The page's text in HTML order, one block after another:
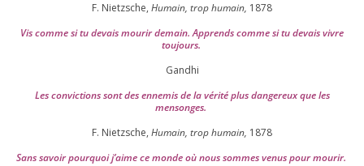
F. Nietzsche, Humain, trop humain, 1878
Vis comme si tu devais mou­rir demain. Apprends comme si tu devais vivre
toujours.
Gandhi
Les convic­tions sont des enne­mis de la véri­té plus dan­ge­reux que les
mensonges.
F. Nietzsche, Humain, trop humain, 1878
Sans savoir pour­quoi j’aime ce monde où nous sommes venus pour mourir.